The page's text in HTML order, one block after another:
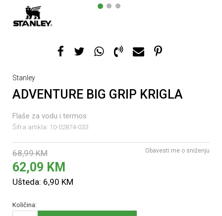
1 2 3
Stanley
ADVENTURE BIG GRIP KRIGLA
Flaše za vodu i termos
Šifra artikla: 10-02874-033
68,99 KM
62,09 KM
Ušteda: 6,90 KM
Obavesti me o sniženju
Količina: